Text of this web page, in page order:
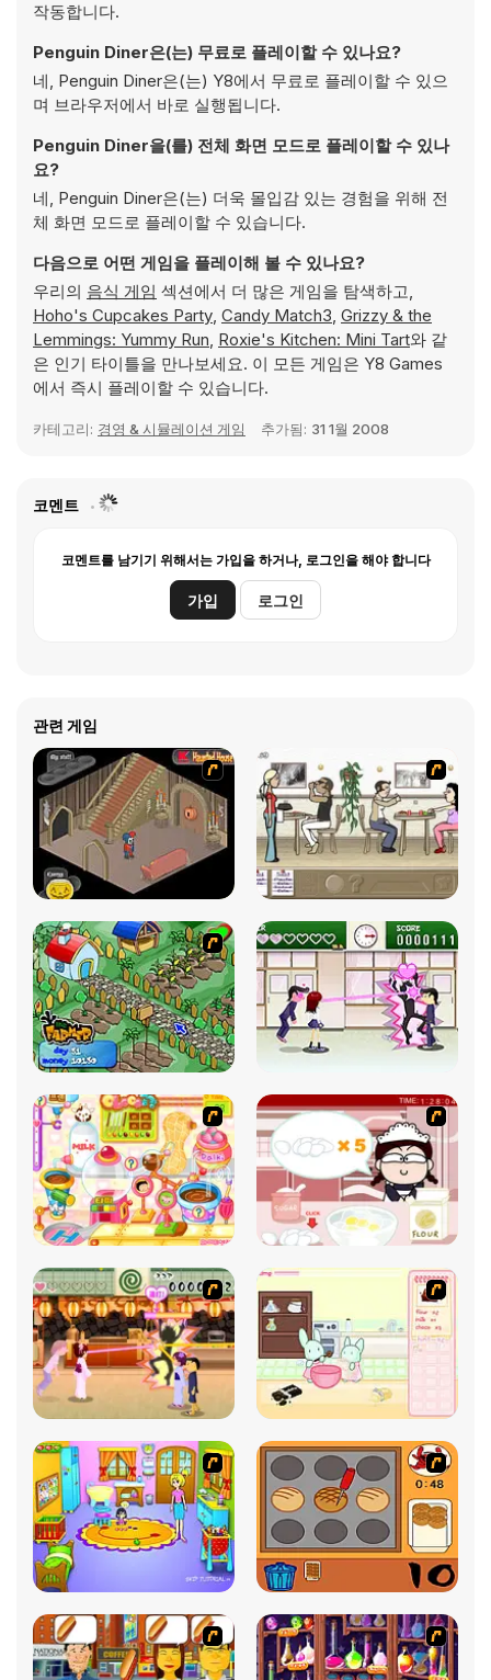
작동합니다.
Penguin Diner은(는) 무료로 플레이할 수 있나요?
네, Penguin Diner은(는) Y8에서 무료로 플레이할 수 있으
며 브라우저에서 바로 실행됩니다.
Penguin Diner을(를) 전체 화면 모드로 플레이할 수 있나
요?
네, Penguin Diner은(는) 더욱 몰입감 있는 경험을 위해 전
체 화면 모드로 플레이할 수 있습니다.
다음으로 어떤 게임을 플레이해 볼 수 있나요?
우리의 음식 게임 섹션에서 더 많은 게임을 탐색하고,
Hoho's Cupcakes Party, Candy Match3, Grizzy & the
Lemmings: Yummy Run, Roxie's Kitchen: Mini Tart와 같
은 인기 타이틀을 만나보세요. 이 모든 게임은 Y8 Games
에서 즉시 플레이할 수 있습니다.
카테고리: 경영 & 시뮬레이션 게임 추가됨: 31 1월 2008
코멘트
코멘트를 남기기 위해서는 가입을 하거나, 로그인을 해야 합니다
가입 로그인
관련 게임